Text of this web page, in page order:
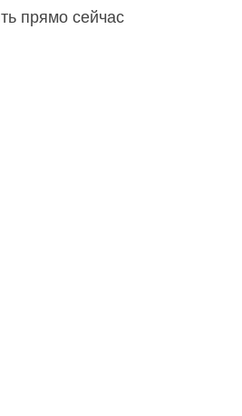
прямо сейчас